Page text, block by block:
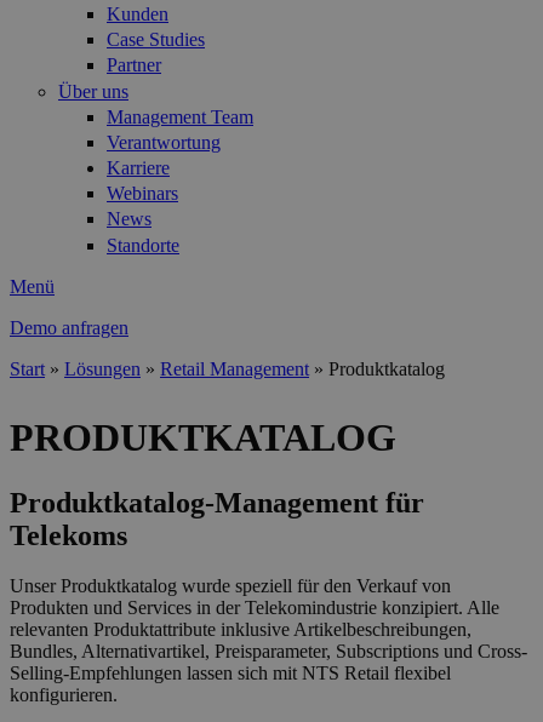
Kunden
Case Studies
Partner
Über uns
Management Team
Verantwortung
Karriere
Webinars
News
Standorte
Menü
Demo anfragen
Start » Lösungen » Retail Management » Produktkatalog
PRODUKTKATALOG
Produktkatalog-Management für
Telekoms
Unser Produktkatalog wurde speziell für den Verkauf von
Produkten und Services in der Telekomindustrie konzipiert. Alle
relevanten Produktattribute inklusive Artikelbeschreibungen,
Bundles, Alternativartikel, Preisparameter, Subscriptions und Cross-
Selling-Empfehlungen lassen sich mit NTS Retail flexibel
konfigurieren.